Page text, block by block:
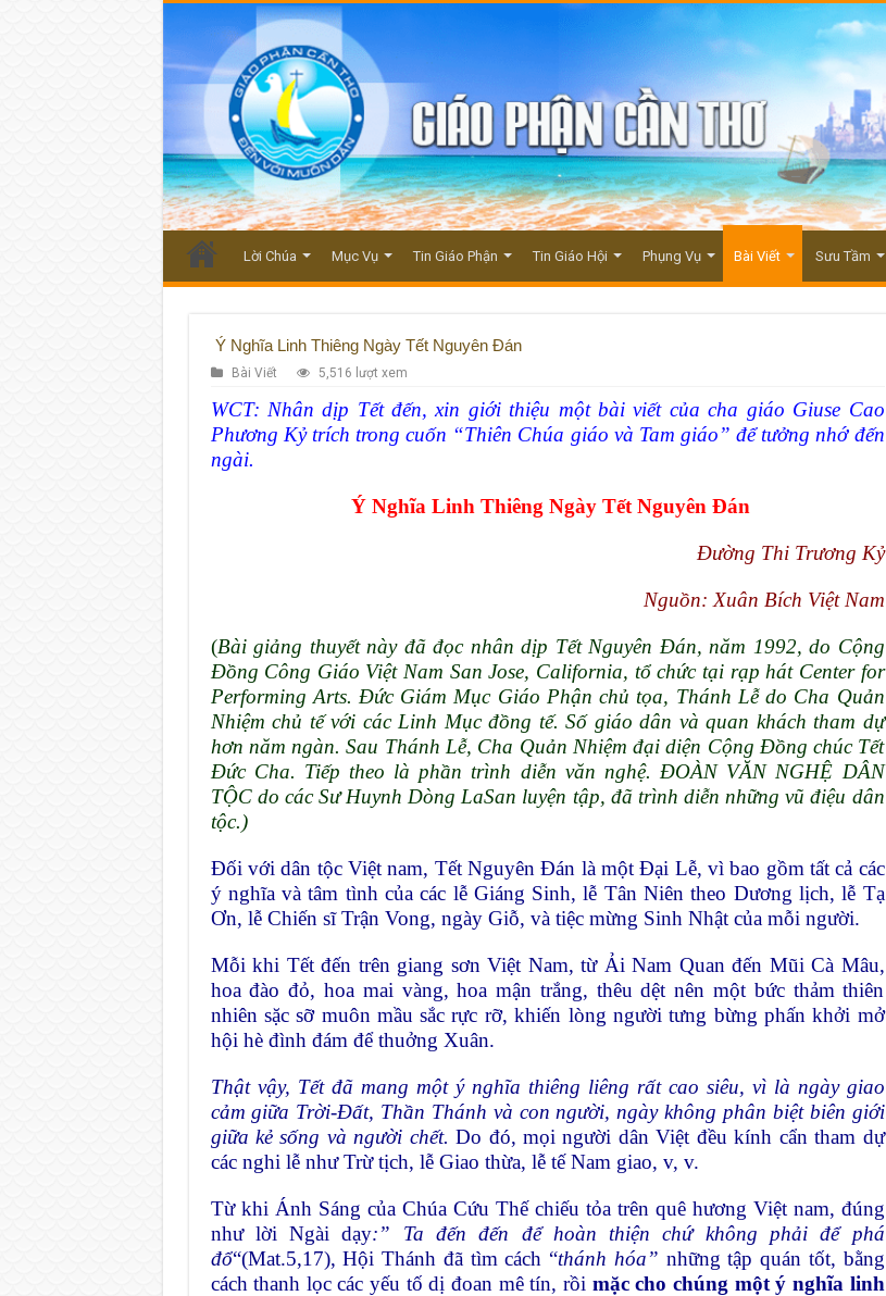
Lời Chúa Mục Vụ Tin Giáo Phận Tin Giáo Hội Phụng Vụ Bài Viết Sưu Tầm
Ý Nghĩa Linh Thiêng Ngày Tết Nguyên Đán
Bài Viết 5,516 lượt xem
WCT: Nhân dịp Tết đến, xin giới thiệu một bài viết của cha giáo Giuse Cao
Phương Kỷ trích trong cuốn “Thiên Chúa giáo và Tam giáo” để tưởng nhớ đến
ngài.
Ý Nghĩa Linh Thiêng Ngày Tết Nguyên Đán
Đường Thi Trương Kỷ
Nguồn: Xuân Bích Việt Nam
(Bài giảng thuyết này đã đọc nhân dịp Tết Nguyên Đán, năm 1992, do Cộng
Đồng Công Giáo Việt Nam San Jose, California, tổ chức tại rạp hát Center for
Performing Arts. Đức Giám Mục Giáo Phận chủ tọa, Thánh Lễ do Cha Quản
Nhiệm chủ tế với các Linh Mục đồng tế. Số giáo dân và quan khách tham dự
hơn năm ngàn. Sau Thánh Lễ, Cha Quản Nhiệm đại diện Cộng Đồng chúc Tết
Đức Cha. Tiếp theo là phần trình diễn văn nghệ. ĐOÀN VĂN NGHỆ DÂN
TỘC do các Sư Huynh Dòng LaSan luyện tập, đã trình diễn những vũ điệu dân
tộc.)
Đối với dân tộc Việt nam, Tết Nguyên Đán là một Đại Lễ, vì bao gồm tất cả các
ý nghĩa và tâm tình của các lễ Giáng Sinh, lễ Tân Niên theo Dương lịch, lễ Tạ
Ơn, lễ Chiến sĩ Trận Vong, ngày Giỗ, và tiệc mừng Sinh Nhật của mỗi người.
Mỗi khi Tết đến trên giang sơn Việt Nam, từ Ải Nam Quan đến Mũi Cà Mâu,
hoa đào đỏ, hoa mai vàng, hoa mận trắng, thêu dệt nên một bức thảm thiên
nhiên sặc sỡ muôn mầu sắc rực rỡ, khiến lòng người tưng bừng phấn khởi mở
hội hè đình đám để thuởng Xuân.
Thật vậy, Tết đã mang một ý nghĩa thiêng liêng rất cao siêu, vì là ngày giao
cảm giữa Trời-Đất, Thần Thánh và con người, ngày không phân biệt biên giới
giữa kẻ sống và người chết. Do đó, mọi người dân Việt đều kính cẩn tham dự
các nghi lễ như Trừ tịch, lễ Giao thừa, lễ tế Nam giao, v, v.
Từ khi Ánh Sáng của Chúa Cứu Thế chiếu tỏa trên quê hương Việt nam, đúng
như lời Ngài dạy:” Ta đến đến để hoàn thiện chứ không phải để phá
đổ“(Mat.5,17), Hội Thánh đã tìm cách “thánh hóa” những tập quán tốt, bằng
cách thanh lọc các yếu tố dị đoan mê tín, rồi mặc cho chúng một ý nghĩa linh